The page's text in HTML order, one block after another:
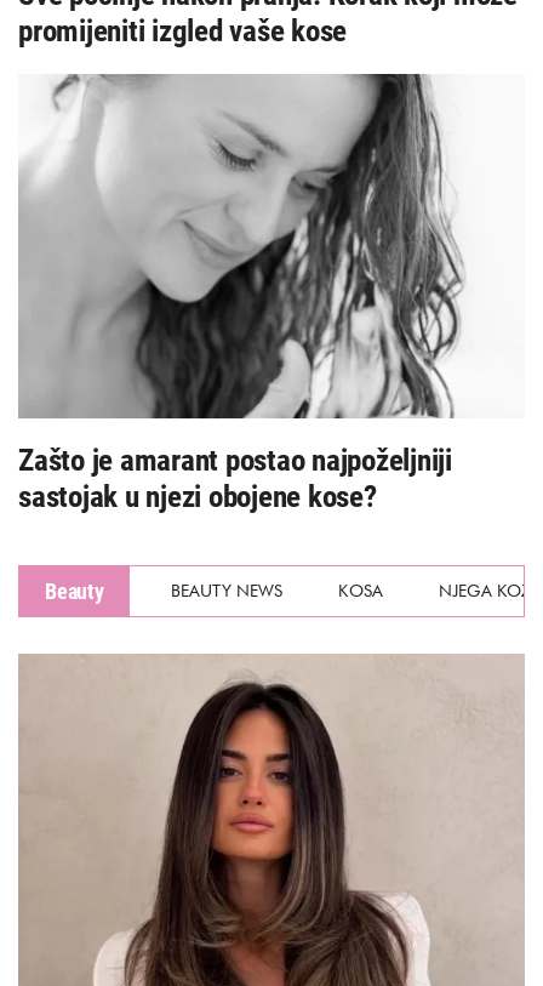
promijeniti izgled vaše kose
Zašto je amarant postao najpoželjniji
sastojak u njezi obojene kose?
Beauty BEAUTY NEWS KOSA NJEGA KOŽE